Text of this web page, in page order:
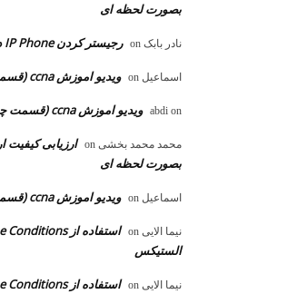
بصورت لحظه ای
نادر بابک رجیستر کردن IP Phone در CUCM
اسماعیل ویدیو اموزش ccna (قسمت پنج)
abdi on ویدیو اموزش ccna (قسمت چهارم)
محمد محمد بخشی
بصورت لحظه ای
اسماعیل ویدیو اموزش ccna (قسمت چهارم)
نیما الایی
الستیکس
نیما الایی